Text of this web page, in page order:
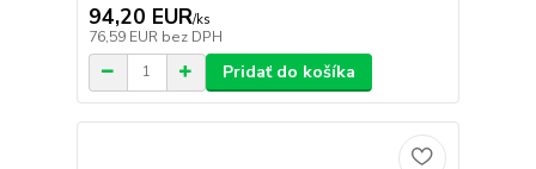
94,20 EUR/ks
76,59 EUR bez DPH
Pridať do košíka